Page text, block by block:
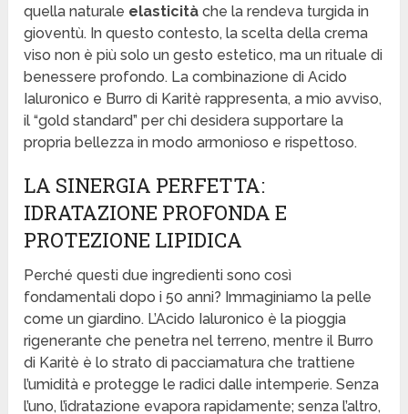
quella naturale elasticità che la rendeva turgida in
gioventù. In questo contesto, la scelta della crema
viso non è più solo un gesto estetico, ma un rituale di
benessere profondo. La combinazione di Acido
Ialuronico e Burro di Karitè rappresenta, a mio avviso,
il “gold standard” per chi desidera supportare la
propria bellezza in modo armonioso e rispettoso.
LA SINERGIA PERFETTA:
IDRATAZIONE PROFONDA E
PROTEZIONE LIPIDICA
Perché questi due ingredienti sono così
fondamentali dopo i 50 anni? Immaginiamo la pelle
come un giardino. L’Acido Ialuronico è la pioggia
rigenerante che penetra nel terreno, mentre il Burro
di Karitè è lo strato di pacciamatura che trattiene
l’umidità e protegge le radici dalle intemperie. Senza
l’uno, l’idratazione evapora rapidamente; senza l’altro,